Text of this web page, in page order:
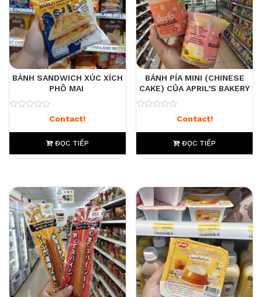
BÁNH SANDWICH XÚC XÍCH
PHÔ MAI
Contact!
ĐỌC TIẾP
BÁNH PÍA MINI (CHINESE
CAKE) CỦA APRIL’S BAKERY
Contact!
ĐỌC TIẾP